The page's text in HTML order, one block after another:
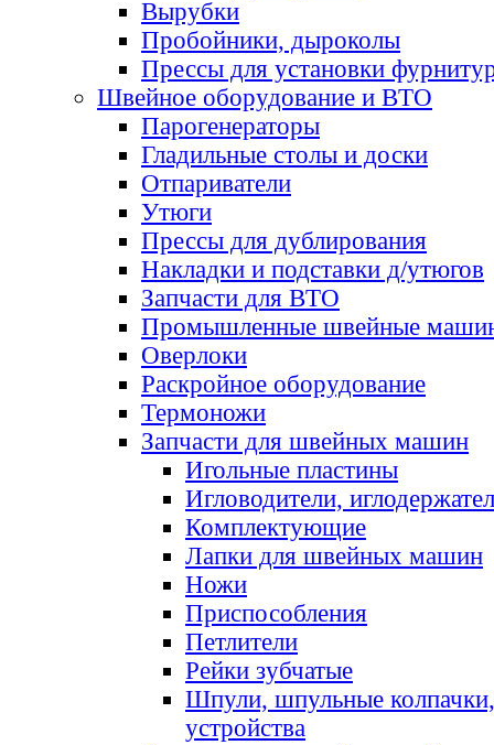
Вырубки
Пробойники, дыроколы
Прессы для установки
Швейное оборудование и ВТО
Парогенераторы
Гладильные столы и доски
Отпариватели
Утюги
Прессы для дублирования
Накладки и подставки д/утюгов
Запчасти для ВТО
Промышленные швейные
Оверлоки
Раскройное оборудование
Термоножи
Запчасти для швейных машин
Игольные пластины
Игловодители,
Комплектующие
Лапки для швейных машин
Ножи
Приспособления
Петлители
Рейки зубчатые
Шпули, шпульные
устройства